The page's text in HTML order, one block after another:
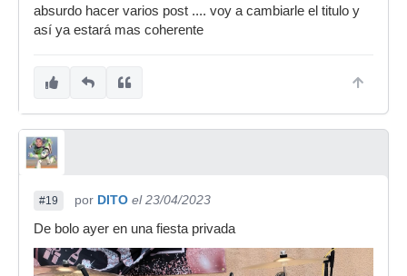
absurdo hacer varios post .... voy a cambiarle el titulo y
así ya estará mas coherente
#19 por DITO el 23/04/2023
De bolo ayer en una fiesta privada